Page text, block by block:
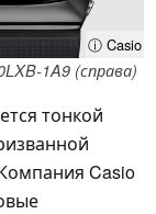
ⓘ Casio
1A9 (справа)
тонкой
Casio